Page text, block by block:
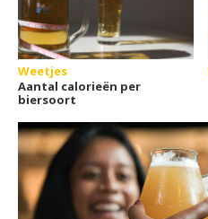
Weetjes
Aantal calorieën per
biersoort